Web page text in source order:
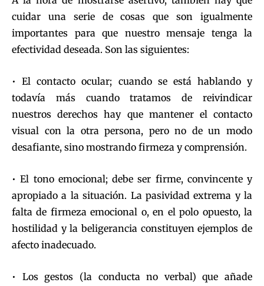
cuidar una serie de cosas que son igualmente
importantes para que nuestro mensaje tenga la
efectividad deseada. Son las siguientes:
• El contacto ocular; cuando se está hablando y
todavía más cuando tratamos de reivindicar
nuestros derechos hay que mantener el contacto
visual con la otra persona, pero no de un modo
desafiante, sino mostrando firmeza y comprensión.
• El tono emocional; debe ser firme, convincente y
apropiado a la situación. La pasividad extrema y la
falta de firmeza emocional o, en el polo opuesto, la
hostilidad y la beligerancia constituyen ejemplos de
afecto inadecuado.
• Los gestos (la conducta no verbal) que añade